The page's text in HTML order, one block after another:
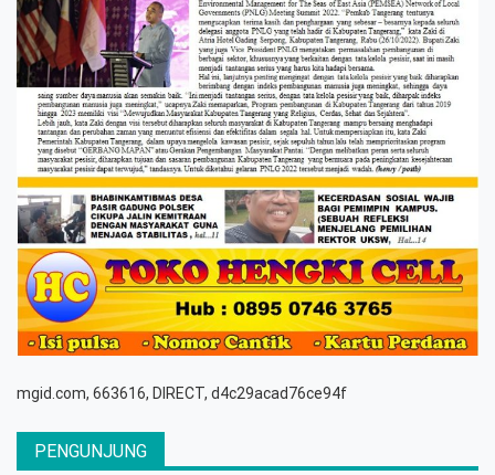
mgid.com, 663616, DIRECT, d4c29acad76ce94f
PENGUNJUNG